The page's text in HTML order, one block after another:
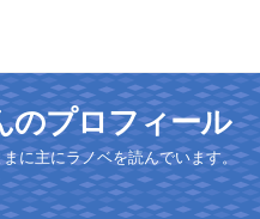
のプロフィール
に主にラノベを読んでいます。